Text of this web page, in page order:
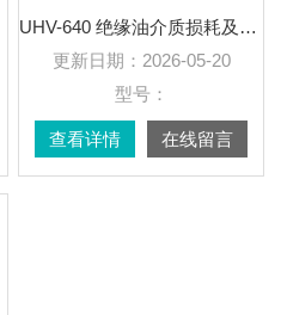
UHV-640 绝缘油介质损耗及体积电阻率测试仪
更新日期： 2026-05-20
型号：
查看详情 在线留言